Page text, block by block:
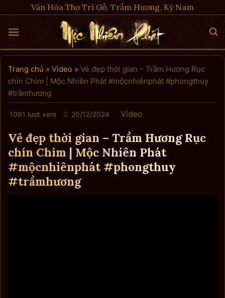
to
content
Văn Hóa Thọ Trì Gỗ, Trầm Hương, Kỳ Nam
Trang chủ » Video » Vẻ đẹp thời gian – Trầm Hương Rục
chín Chìm | Mộc Nhiên Phát #mộcnhiênphát #phongthuy
#trầmhương
1091 lượt xem 20/12/2024 Video
Vẻ đẹp thời gian – Trầm Hương Rục
chín Chìm | Mộc Nhiên Phát
#mộcnhiênphát #phongthuy
#trầmhương